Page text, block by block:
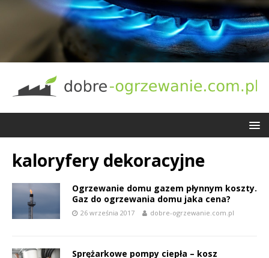
kaloryfery dekoracyjne
Ogrzewanie domu gazem płynnym koszty.
Gaz do ogrzewania domu jaka cena?
26 września 2017 dobre-ogrzewanie.com.pl
Sprężarkowe pompy ciepła – kosz